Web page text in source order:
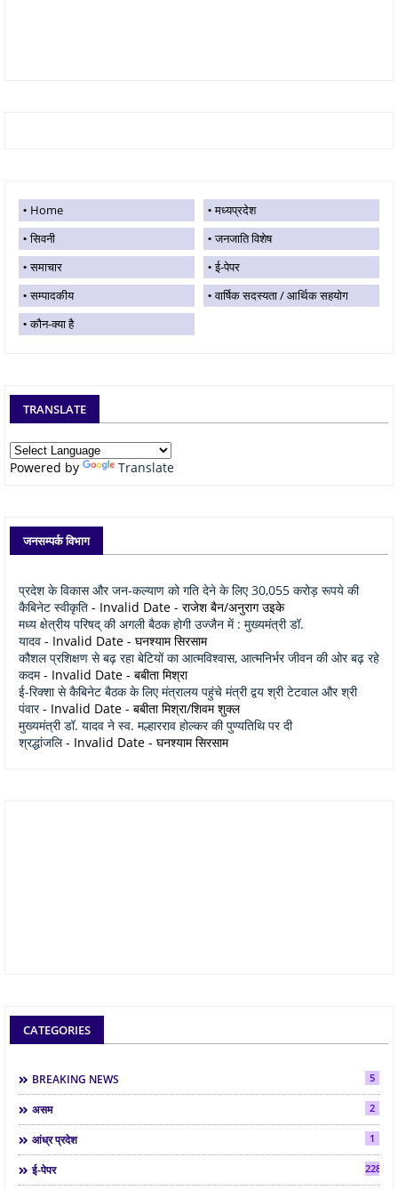
Home
मध्यप्रदेश
सिवनी
जनजाति विशेष
समाचार
ई-पेपर
सम्पादकीय
वार्षिक सदस्यता / आर्थिक सहयोग
कौन-क्या है
TRANSLATE
Powered by Translate
जनसम्पर्क विभाग
प्रदेश के विकास और जन-कल्याण को गति देने के लिए 30,055 करोड़ रूपये की
कैबिनेट स्वीकृति - Invalid Date - राजेश बैन/अनुराग उइके
मध्य क्षेत्रीय परिषद् की अगली बैठक होगी उज्जैन में : मुख्यमंत्री डॉ.
यादव - Invalid Date - घनश्याम सिरसाम
कौशल प्रशिक्षण से बढ़ रहा बेटियों का आत्मविश्वास, आत्मनिर्भर जीवन की ओर बढ़ रहे
कदम- Invalid Date - बबीता मिश्रा
ई-रिक्शा से कैबिनेट बैठक के लिए मंत्रालय पहुंचे मंत्री द्वय श्री टेटवाल और श्री
पंवार- Invalid Date - बबीता मिश्रा/शिवम शुक्ल
मुख्यमंत्री डॉ. यादव ने स्व. मल्हारराव होल्कर की पुण्यतिथि पर दी
श्रद्धांजलि- Invalid Date - घनश्याम सिरसाम
CATEGORIES
BREAKING NEWS 5
असम 2
आंध्र प्रदेश 1
ई-पेपर 2286